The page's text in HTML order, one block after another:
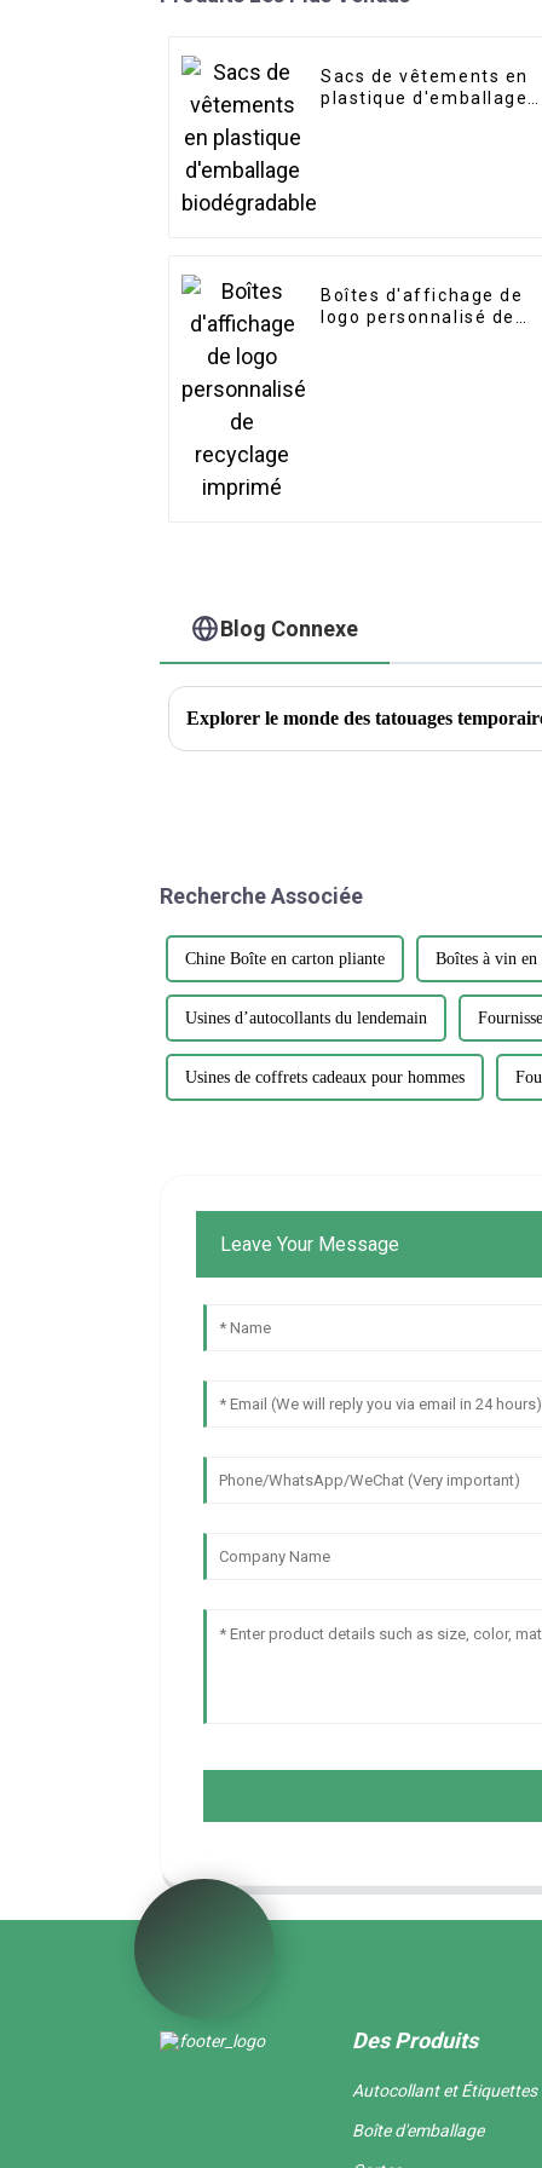
Sacs de vêtements en
plastique d'emballage
Boîtes d'affichage de
logo personnalisé de
Blog Connexe
Recherche Associée
Chine Boîte en carton pliante Boîtes à vin en
Usines d’autocollants du lendemain
Usines de coffrets cadeaux pour hommes
Leave Your Message
Des Produits
Autocollant et Étiquettes
Boîte d'emballage